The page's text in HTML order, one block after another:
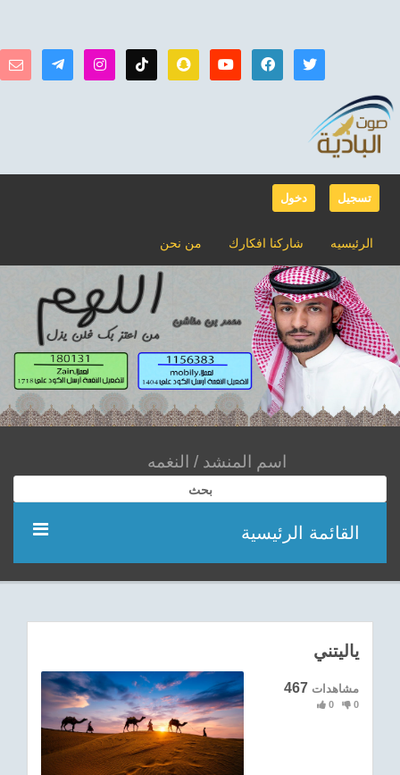
دخول تسجيل
من نحن شاركنا افكارك الرئيسيه
بحث
القائمة الرئيسية
شعر
اناشيد
ياليتني
467 مشاهدات
0 0